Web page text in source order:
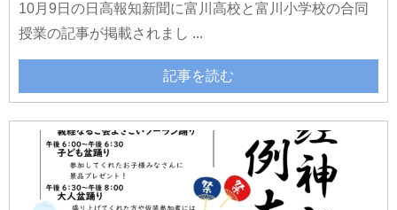
10月9日の日高報知新聞に富川高校と富川小学校の合同
授業の記事が掲載されまし ...
記事を読む